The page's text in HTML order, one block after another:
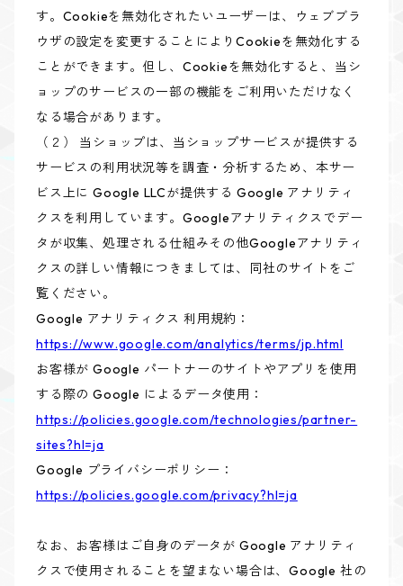
す。Cookieを無効化されたいユーザーは、ウェブブラ
ウザの設定を変更することによりCookieを無効化する
ことができます。但し、Cookieを無効化すると、当シ
ョップのサービスの一部の機能をご利用いただけなく
なる場合があります。
（２） 当ショップは、当ショップサービスが提供する
サービスの利用状況等を調査・分析するため、本サー
ビス上に Google LLCが提供する Google アナリティ
クスを利用しています。Googleアナリティクスでデー
タが収集、処理される仕組みその他Googleアナリティ
クスの詳しい情報につきましては、同社のサイトをご
覧ください。
Google アナリティクス 利用規約：
https://www.google.com/analytics/terms/jp.html
お客様が Google パートナーのサイトやアプリを使用
する際の Google によるデータ使用：
https://policies.google.com/technologies/partner-
sites?hl=ja
Google プライバシーポリシー：
https://policies.google.com/privacy?hl=ja
なお、お客様はご自身のデータが Google アナリティ
クスで使用されることを望まない場合は、Google 社の